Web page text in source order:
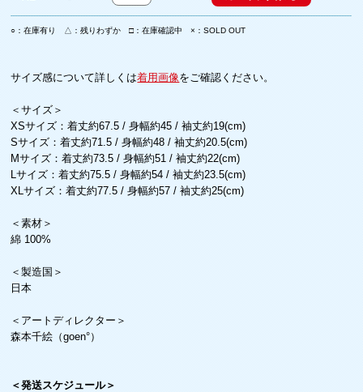
○：在庫有り △：残りわずか □：在庫確認中 ×：SOLD OUT
サイズ感について詳しくは着用画像をご確認ください。
＜サイズ＞
XSサイズ：着丈約67.5 / 身幅約45 / 袖丈約19(cm)
Sサイズ：着丈約71.5 / 身幅約48 / 袖丈約20.5(cm)
Mサイズ：着丈約73.5 / 身幅約51 / 袖丈約22(cm)
Lサイズ：着丈約75.5 / 身幅約54 / 袖丈約23.5(cm)
XLサイズ：着丈約77.5 / 身幅約57 / 袖丈約25(cm)
＜素材＞
綿 100%
＜製造国＞
日本
＜アートディレクター＞
森本千絵（goen°）
＜発送スケジュール＞